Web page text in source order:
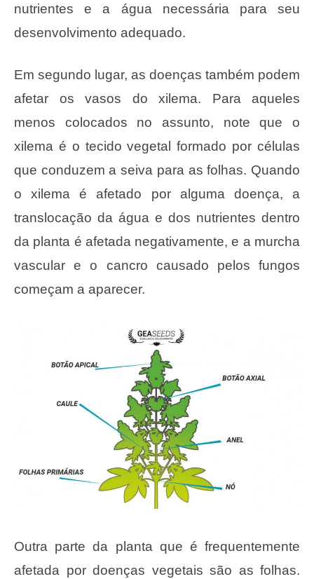
nutrientes e a água necessária para seu
desenvolvimento adequado.
Em segundo lugar, as doenças também podem
afetar os vasos do xilema. Para aqueles
menos colocados no assunto, note que o
xilema é o tecido vegetal formado por células
que conduzem a seiva para as folhas. Quando
o xilema é afetado por alguma doença, a
translocação da água e dos nutrientes dentro
da planta é afetada negativamente, e a murcha
vascular e o cancro causado pelos fungos
começam a aparecer.
Outra parte da planta que é frequentemente
afetada por doenças vegetais são as folhas.